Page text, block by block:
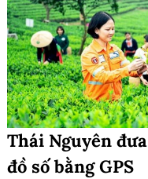
Thái Nguyên
đồ số bằng GPS